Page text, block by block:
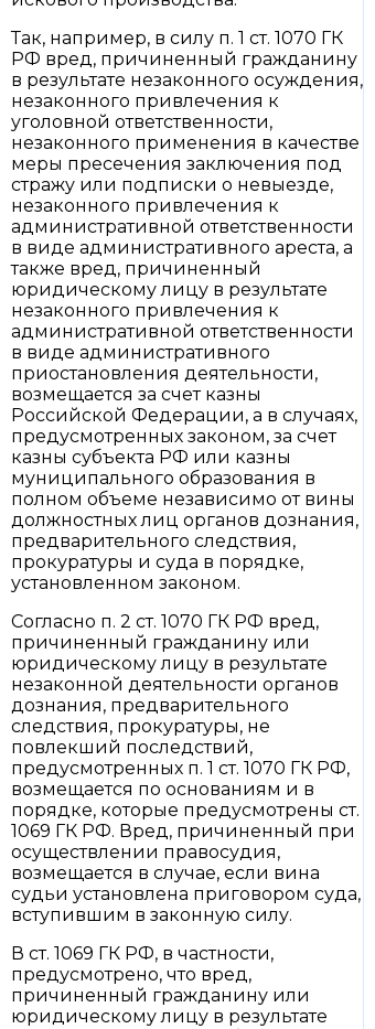
Так, например, в силу п. 1 ст. 1070 ГК
РФ вред, причиненный гражданину
в результате незаконного осуждения,
незаконного привлечения к
уголовной ответственности,
незаконного применения в качестве
меры пресечения заключения под
стражу или подписки о невыезде,
незаконного привлечения к
административной ответственности
в виде административного ареста, а
также вред, причиненный
юридическому лицу в результате
незаконного привлечения к
административной ответственности
в виде административного
приостановления деятельности,
возмещается за счет казны
Российской Федерации, а в случаях,
предусмотренных законом, за счет
казны субъекта РФ или казны
муниципального образования в
полном объеме независимо от вины
должностных лиц органов дознания,
предварительного следствия,
прокуратуры и суда в порядке,
установленном законом.
Согласно п. 2 ст. 1070 ГК РФ вред,
причиненный гражданину или
юридическому лицу в результате
незаконной деятельности органов
дознания, предварительного
следствия, прокуратуры, не
повлекший последствий,
предусмотренных п. 1 ст. 1070 ГК РФ,
возмещается по основаниям и в
порядке, которые предусмотрены ст.
1069 ГК РФ. Вред, причиненный при
осуществлении правосудия,
возмещается в случае, если вина
судьи установлена приговором суда,
вступившим в законную силу.
В ст. 1069 ГК РФ, в частности,
предусмотрено, что вред,
причиненный гражданину или
юридическому лицу в результате